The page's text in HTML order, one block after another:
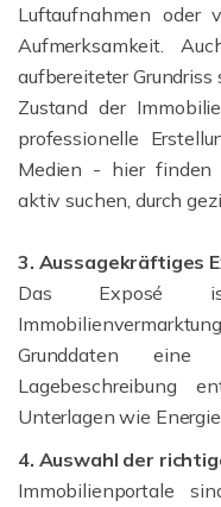
Luftaufnahmen oder
Aufmerksamkeit.
aufbereiteter
Zustand der
professionelle
Medien - hier finden
aktiv suchen, durch
3. Aussagekräftiges
Das Exposé
Grunddaten eine
Lagebeschreibung
Unterlagen wie
4. Auswahl der
Immobilienportale